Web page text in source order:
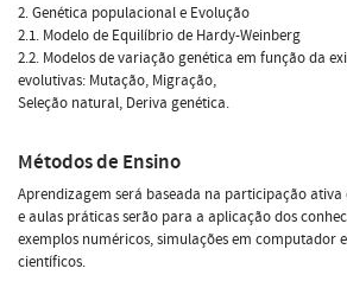
2. Genética populacional e Evolução
2.1. Modelo de Equilíbrio de Hardy-Weinberg
2.2. Modelos de variação genética em função da
evolutivas: Mutação, Migração,
Seleção natural, Deriva genética.
Métodos de Ensino
Aprendizagem será baseada na participação ativa
e aulas práticas serão para a aplicação dos
exemplos numéricos, simulações em computador
científicos.